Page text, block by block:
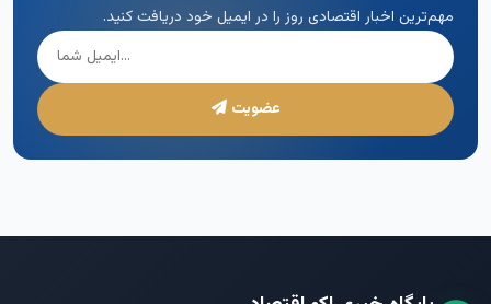
مهم‌ترین اخبار اقتصادی روز را در ایمیل خود دریافت کنید.
عضویت